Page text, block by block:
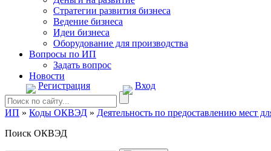
Стратегии развития бизнеса
Ведение бизнеса
Идеи бизнеса
Оборудование для производства
Вопросы по ИП
Задать вопрос
Новости
Регистрация
Вход
ИП » Коды ОКВЭД » Деятельность по предоставлению мест
Поиск ОКВЭД